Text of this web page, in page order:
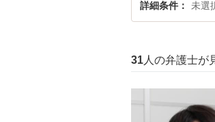
詳細条件 未選
31 人の弁護士が